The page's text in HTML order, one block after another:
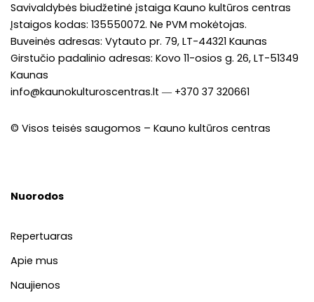
Savivaldybės biudžetinė įstaiga Kauno kultūros centras
Įstaigos kodas: 135550072. Ne PVM mokėtojas.
Buveinės adresas: Vytauto pr. 79, LT-44321 Kaunas
Girstučio padalinio adresas: Kovo 11-osios g. 26, LT-51349
Kaunas
info@kaunokulturoscentras.lt ― +370 37 320661
© Visos teisės saugomos – Kauno kultūros centras
Nuorodos
Repertuaras
Apie mus
Naujienos